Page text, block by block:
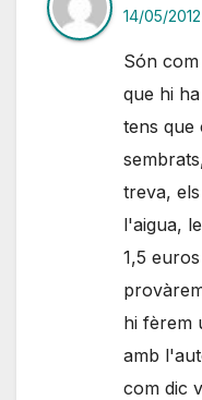
14/05/
Són
que hi
tens que
treva,
l'aigua,
1,5
hi fèrem
amb
com dic